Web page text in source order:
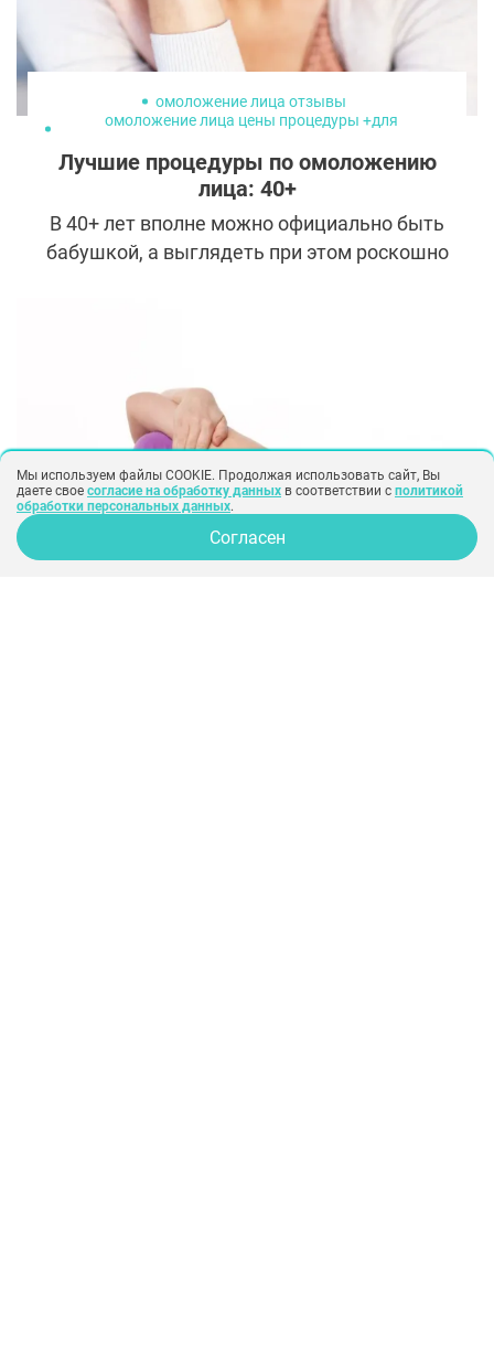
омоложение лица отзывы
омоложение лица цены процедуры +для
омоложение лица после 50
лучшее омоложение лица
Лучшие процедуры по омоложению
лица: 40+
В 40+ лет вполне можно официально быть
бабушкой, а выглядеть при этом роскошно
есть масса щадящих процедур, способных
повернуть время вспять и продлить
молодость увядающей кожи.
Мы используем файлы COOKIE. Продолжая использовать сайт, Вы
даете свое согласие на обработку данных в соответствии с политикой
обработки персональных данных.
Согласен